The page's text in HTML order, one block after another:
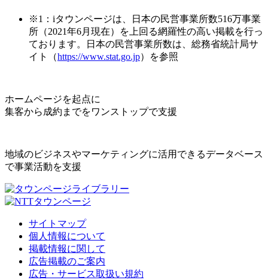
※1：iタウンページは、日本の民営事業所数516万事業
所（2021年6月現在）を上回る網羅性の高い掲載を行っ
ております。日本の民営事業所数は、総務省統計局サ
イト（https://www.stat.go.jp）を参照
ホームページを起点に
集客から成約までをワンストップで支援
地域のビジネスやマーケティングに活用できるデータベース
で事業活動を支援
サイトマップ
個人情報について
掲載情報に関して
広告掲載のご案内
広告・サービス取扱い規約